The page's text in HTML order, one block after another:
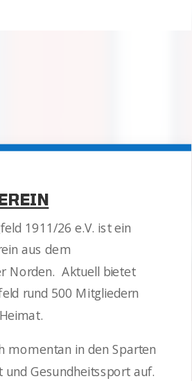
1911/26 e.V. ist ein
aus dem
Norden. Aktuell bietet
rund 500 Mitgliedern
Heimat.
momentan in den Sparten
und Gesundheitssport auf.